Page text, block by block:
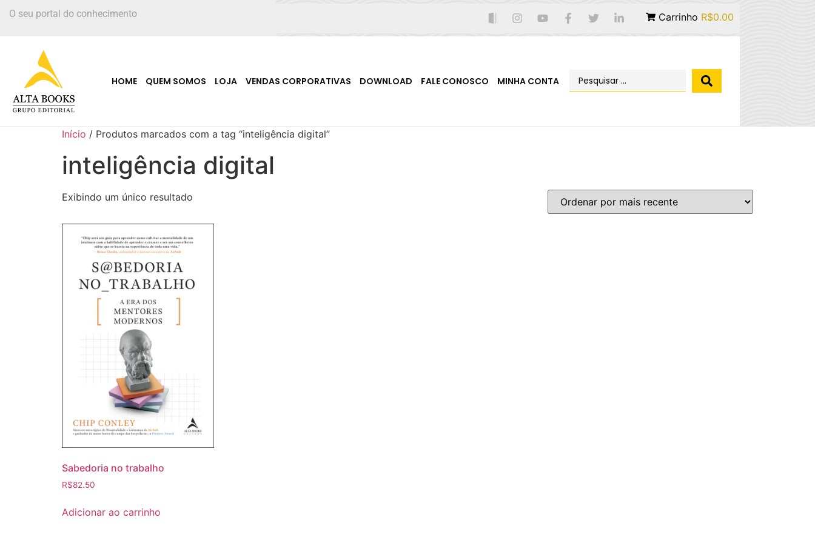
O seu portal do conhecimento Carrinho R$0.00
HOME QUEM SOMOS LOJA VENDAS CORPORATIVAS DOWNLOAD FALE CONOSCO MINHA CONTA
Início / Produtos marcados com a tag “inteligência digital”
inteligência digital
Exibindo um único resultado
Sabedoria no trabalho
R$82.50
Adicionar ao carrinho